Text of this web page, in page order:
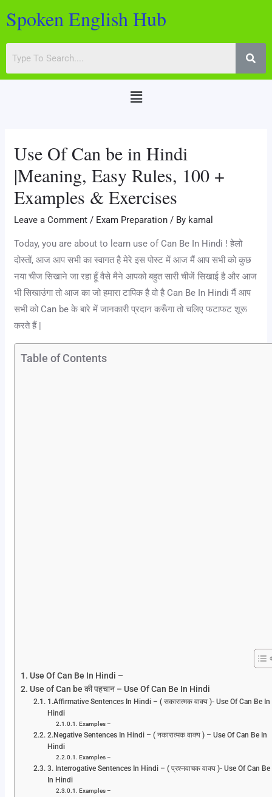
toSpoken English Hub
Menu
Use Of Can be in Hindi
|Meaning, Easy Rules, 100 +
Examples & Exercises
Leave a Comment / Exam Preparation / By kamal
Today, you are about to learn use of Can Be In Hindi ! हेलो
दोस्तों, आज आप सभी का स्वागत है मेरे इस पोस्ट में आज मैं आप सभी को कुछ
नया चीज सिखाने जा रहा हूँ वैसे मैने आपको बहुत सारी चीजें सिखाई है और आज
भी सिखाउंगा तो आज का जो हमारा टापिक है वो है Can Be In Hindi मैं आप
सभी को Can be के बारे में जानकारी प्रदान करूँगा तो चलिए फटाफट शूरू
करते हैं |
Table of Contents
Use Of Can Be In Hindi –
Use of Can be की पहचान – Use Of Can Be In Hindi
1.Affirmative Sentences In Hindi – ( सकारात्मक वाक्य )- Use Of Can Be In
Hindi
Examples –
2.Negative Sentences In Hindi – ( नकारात्मक वाक्य ) – Use Of Can Be In
Hindi
Examples –
3. Interrogative Sentences In Hindi – ( प्रश्नवाचक वाक्य )- Use Of Can Be
In Hindi
Examples –
navigation